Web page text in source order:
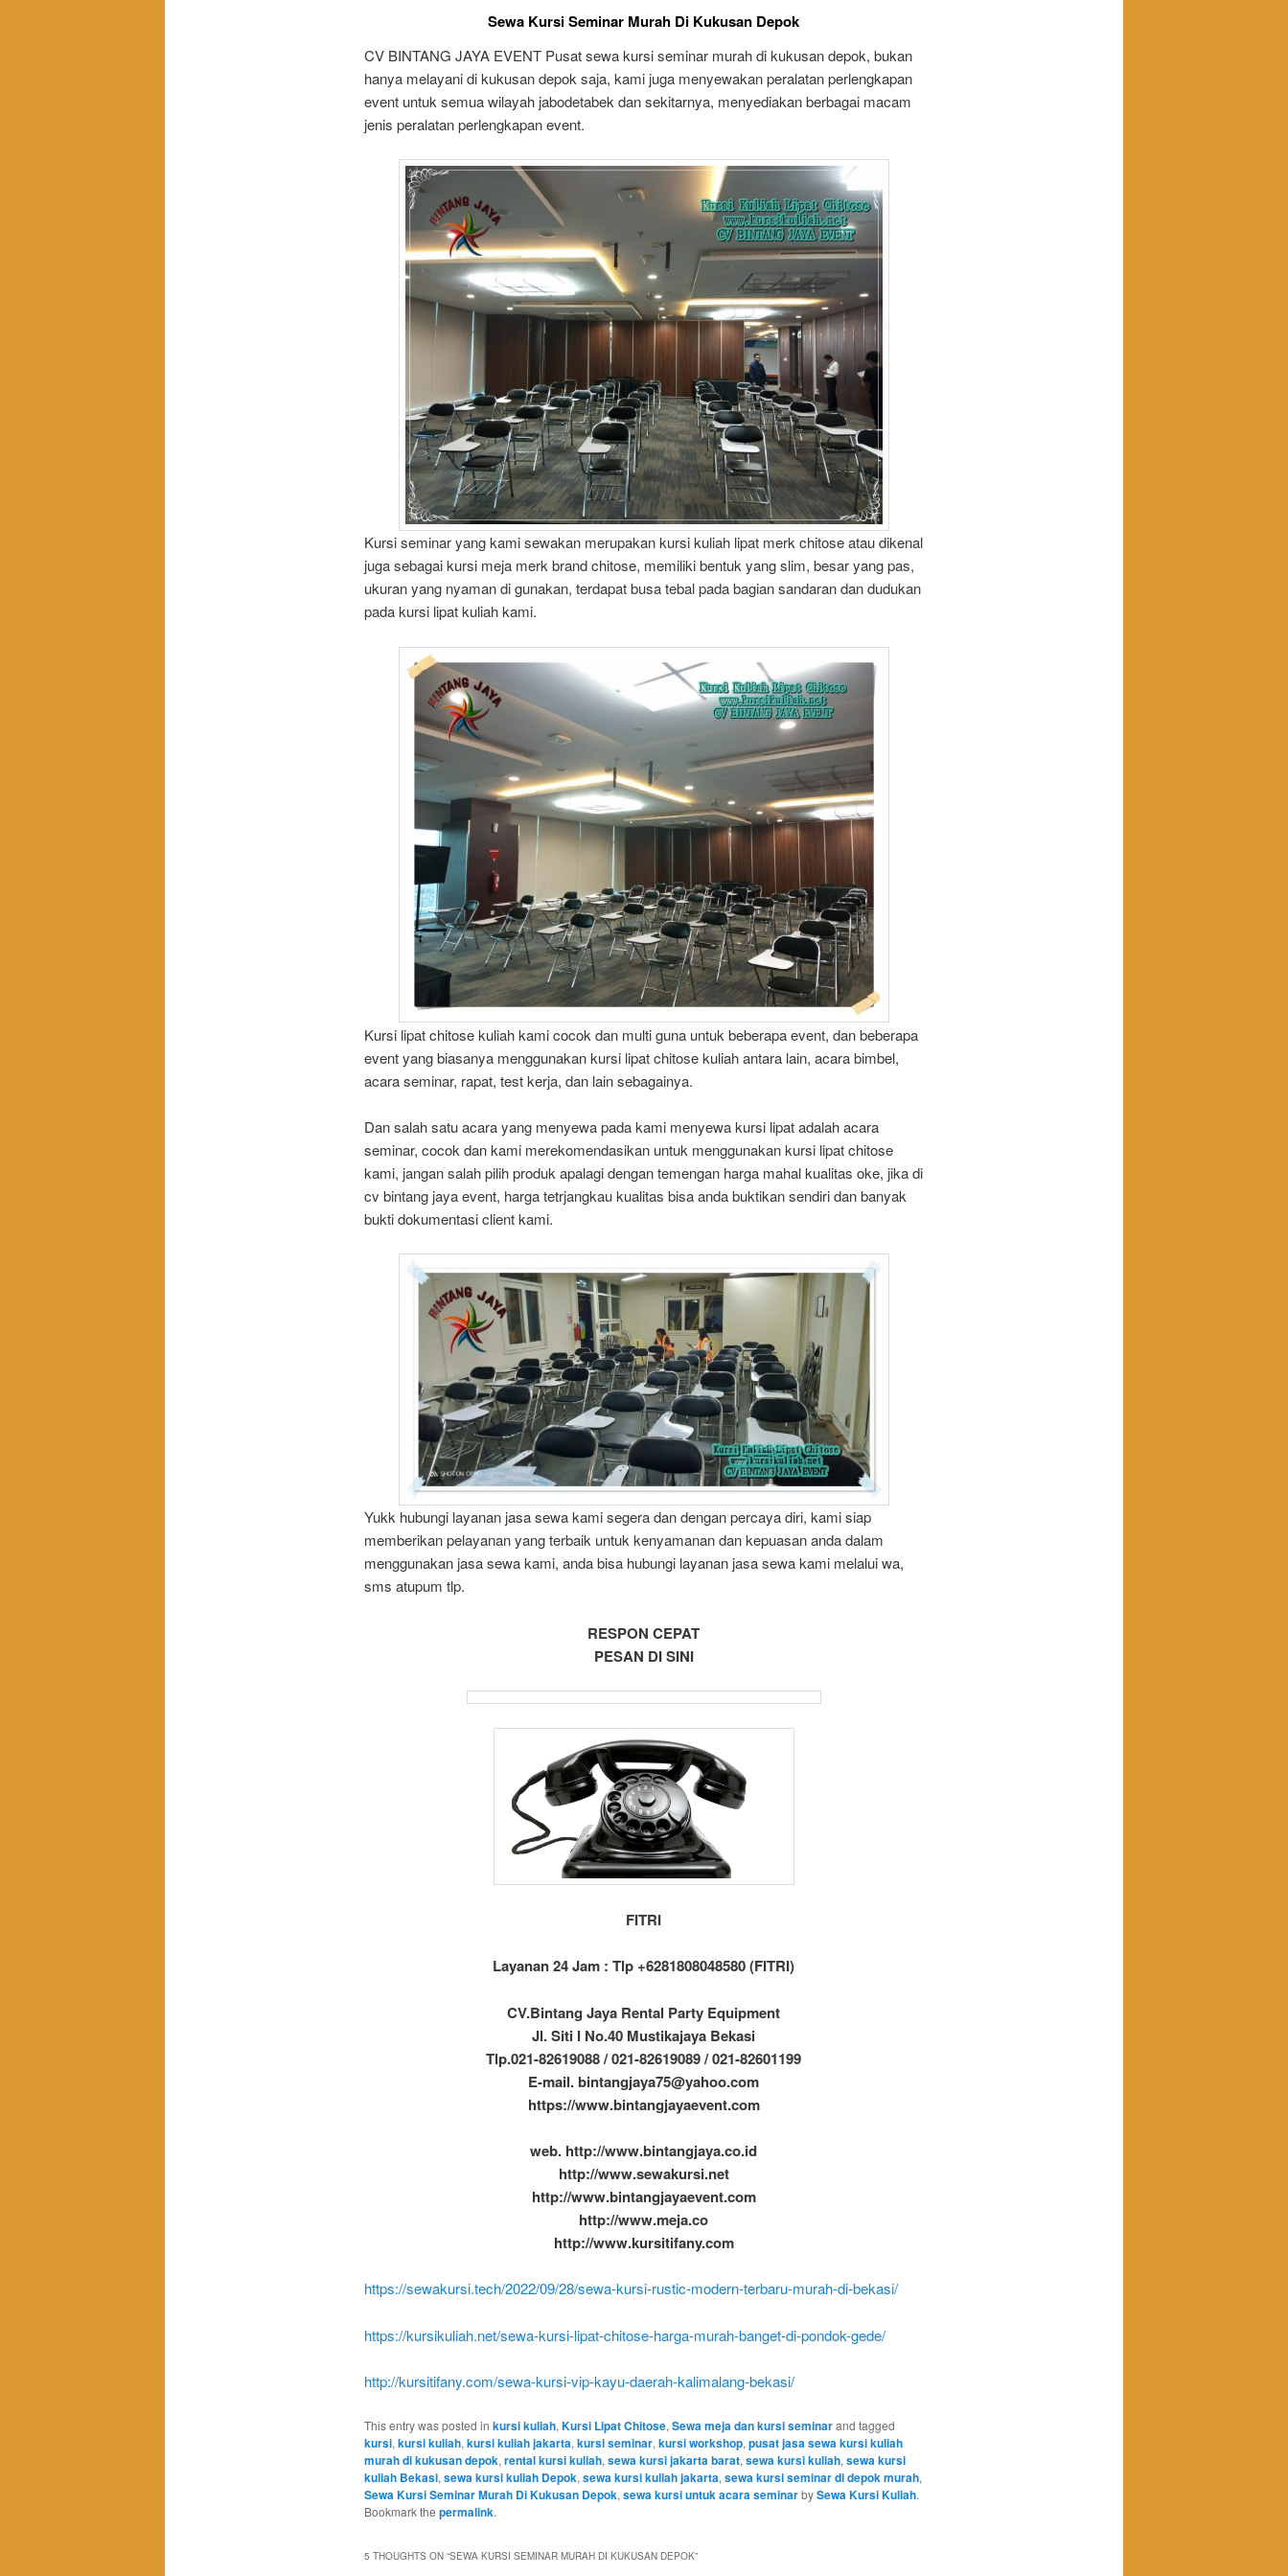
Sewa Kursi Seminar Murah Di Kukusan Depok
CV BINTANG JAYA EVENT Pusat sewa kursi seminar murah di kukusan depok, bukan
hanya melayani di kukusan depok saja, kami juga menyewakan peralatan perlengkapan
event untuk semua wilayah jabodetabek dan sekitarnya, menyediakan berbagai macam
jenis peralatan perlengkapan event.
Kursi seminar yang kami sewakan merupakan kursi kuliah lipat merk chitose atau dikenal
juga sebagai kursi meja merk brand chitose, memiliki bentuk yang slim, besar yang pas,
ukuran yang nyaman di gunakan, terdapat busa tebal pada bagian sandaran dan dudukan
pada kursi lipat kuliah kami.
Kursi lipat chitose kuliah kami cocok dan multi guna untuk beberapa event, dan beberapa
event yang biasanya menggunakan kursi lipat chitose kuliah antara lain, acara bimbel,
acara seminar, rapat, test kerja, dan lain sebagainya.
Dan salah satu acara yang menyewa pada kami menyewa kursi lipat adalah acara
seminar, cocok dan kami merekomendasikan untuk menggunakan kursi lipat chitose
kami, jangan salah pilih produk apalagi dengan temengan harga mahal kualitas oke, jika di
cv bintang jaya event, harga tetrjangkau kualitas bisa anda buktikan sendiri dan banyak
bukti dokumentasi client kami.
Yukk hubungi layanan jasa sewa kami segera dan dengan percaya diri, kami siap
memberikan pelayanan yang terbaik untuk kenyamanan dan kepuasan anda dalam
menggunakan jasa sewa kami, anda bisa hubungi layanan jasa sewa kami melalui wa,
sms atupum tlp.
RESPON CEPAT
PESAN DI SINI
FITRI
Layanan 24 Jam : Tlp +6281808048580 (FITRI)
CV.Bintang Jaya Rental Party Equipment
Jl. Siti I No.40 Mustikajaya Bekasi
Tlp.021-82619088 / 021-82619089 / 021-82601199
E-mail. bintangjaya75@yahoo.com
https://www.bintangjayaevent.com
web. http://www.bintangjaya.co.id
http://www.sewakursi.net
http://www.bintangjayaevent.com
http://www.meja.co
http://www.kursitifany.com
https://sewakursi.tech/2022/09/28/sewa-kursi-rustic-modern-terbaru-murah-di-bekasi/
https://kursikuliah.net/sewa-kursi-lipat-chitose-harga-murah-banget-di-pondok-gede/
http://kursitifany.com/sewa-kursi-vip-kayu-daerah-kalimalang-bekasi/
This entry was posted in kursi kuliah, Kursi Lipat Chitose, Sewa meja dan kursi seminarand tagged
kursi, kursi kuliah, kursi kuliah jakarta, kursi seminar, kursi workshop, pusat jasa sewa kursi kuliah
murah di kukusan depok, rental kursi kuliah, sewa kursi jakarta barat, sewa kursi kuliah, sewa kursi
kuliah Bekasi, sewa kursi kuliah Depok, sewa kursi kuliah jakarta, sewa kursi seminar di depok murah,
Sewa Kursi Seminar Murah Di Kukusan Depok, sewa kursi untuk acara seminarbySewa Kursi Kuliah.
Bookmark the permalink.
5 THOUGHTS ON “SEWA KURSI SEMINAR MURAH DI KUKUSAN DEPOK”